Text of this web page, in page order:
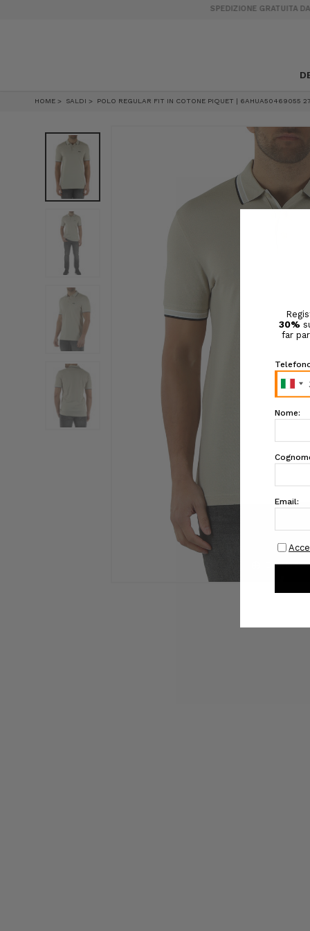
HOME SALDI POLO REGULAR FIT IN COTONE PIQUET | 6AHUA50469055
Click to